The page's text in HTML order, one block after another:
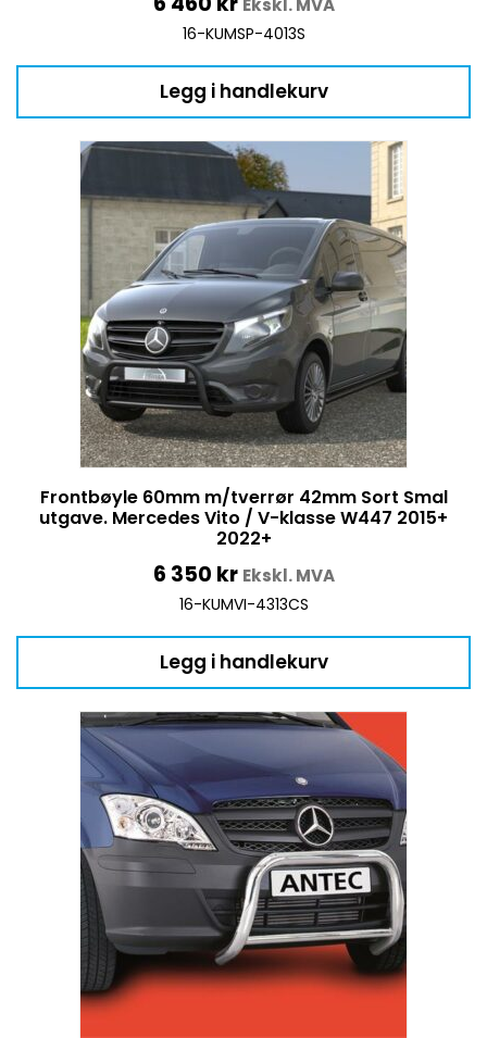
Ekskl. MVA
16-KUMSP-4013S
Legg i handlekurv
Frontbøyle 60mm m/tverrør 42mm Sort Smal
utgave. Mercedes Vito / V-klasse W447 2015+
2022+
6 350 kr Ekskl. MVA
16-KUMVI-4313CS
Legg i handlekurv